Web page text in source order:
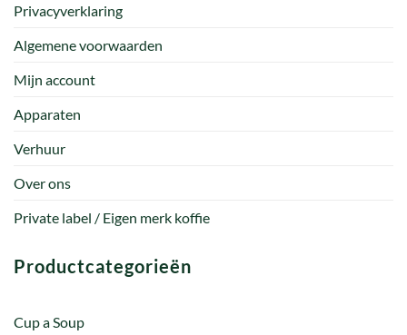
Privacyverklaring
Algemene voorwaarden
Mijn account
Apparaten
Verhuur
Over ons
Private label / Eigen merk koffie
Productcategorieën
Cup a Soup